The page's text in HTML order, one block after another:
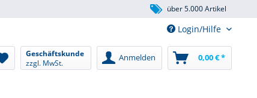
über 5.000 Artikel
Login/Hilfe
Geschäftskunde
zzgl. MwSt.
Anmelden 0,00 € *